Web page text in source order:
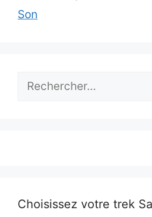
Son
Rechercher :
Choisissez votre trek